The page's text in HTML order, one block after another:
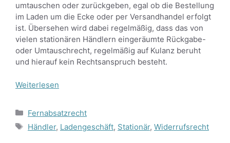
umtauschen oder zurückgeben, egal ob die Bestellung
im Laden um die Ecke oder per Versandhandel erfolgt
ist. Übersehen wird dabei regelmäßig, dass das von
vielen stationären Händlern eingeräumte Rückgabe-
oder Umtauschrecht, regelmäßig auf Kulanz beruht
und hierauf kein Rechtsanspruch besteht.
Weiterlesen
Kategorien
Fernabsatzrecht
Schlagwörter
Händler, Ladengeschäft, Stationär, Widerrufsrecht